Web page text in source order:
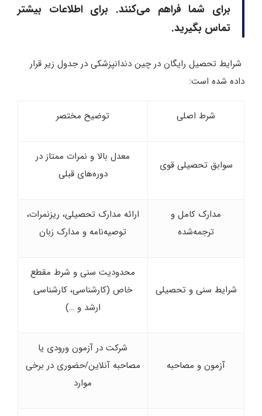
برای شما فراهم می‌کنند. برای اطلاعات بیشتر
تماس بگیرید.
شرایط تحصیل رایگان در چین دندانپزشکی در جدول زیر قرار
داده شده است:
شرط اصلی توضیح مختصر
سوابق تحصیلی قوی
معدل بالا و نمرات ممتاز در
دوره‌های قبلی
مدارک کامل و
ترجمه‌شده
ارائه مدارک تحصیلی، ریزنمرات،
توصیه‌نامه و مدارک زبان
شرایط سنی و تحصیلی
محدودیت سنی و شرط مقطع
خاص (کارشناسی، کارشناسی
ارشد و …)
آزمون و مصاحبه
شرکت در آزمون ورودی یا
مصاحبه آنلاین/حضوری در برخی
موارد